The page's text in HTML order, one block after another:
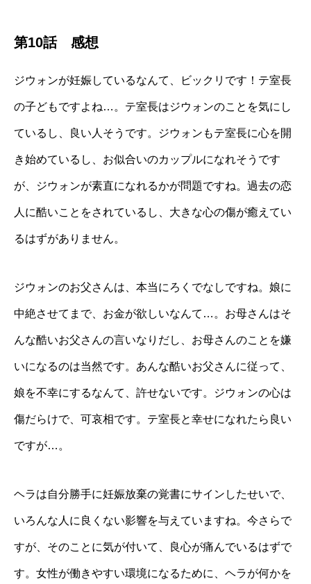
第10話 感想
ジウォンが妊娠しているなんて、ビックリです！テ室長
の子どもですよね…。テ室長はジウォンのことを気にし
ているし、良い人そうです。ジウォンもテ室長に心を開
き始めているし、お似合いのカップルになれそうです
が、ジウォンが素直になれるかが問題ですね。過去の恋
人に酷いことをされているし、大きな心の傷が癒えてい
るはずがありません。
ジウォンのお父さんは、本当にろくでなしですね。娘に
中絶させてまで、お金が欲しいなんて…。お母さんはそ
んな酷いお父さんの言いなりだし、お母さんのことを嫌
いになるのは当然です。あんな酷いお父さんに従って、
娘を不幸にするなんて、許せないです。ジウォンの心は
傷だらけで、可哀相です。テ室長と幸せになれたら良い
ですが…。
ヘラは自分勝手に妊娠放棄の覚書にサインしたせいで、
いろんな人に良くない影響を与えていますね。今さらで
すが、そのことに気が付いて、良心が痛んでいるはずで
す。女性が働きやすい環境になるために、ヘラが何かを